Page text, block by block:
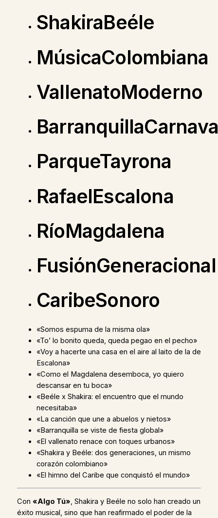
ShakiraBeéle
MúsicaColombiana
VallenatoModerno
ParqueTayrona
RafaelEscalona
RíoMagdalena
FusiónGeneracional
CaribeSonoro
«Somos espuma de la misma ola»
«To’ lo bonito queda, queda pegao en el pecho»
«Voy a hacerte una casa en el aire al laito de la de
Escalona»
«Como el Magdalena desemboca, yo quiero
descansar en tu boca»
«Beéle x Shakira: el encuentro que el mundo
necesitaba»
«La canción que une a abuelos y nietos»
«Barranquilla se viste de fiesta global»
«El vallenato renace con toques urbanos»
«Shakira y Beéle: dos generaciones, un mismo
corazón colombiano»
«El himno del Caribe que conquistó el mundo»
Con «Algo Tú», Shakira y Beéle no solo han creado un
éxito musical, sino que han reafirmado el poder de la